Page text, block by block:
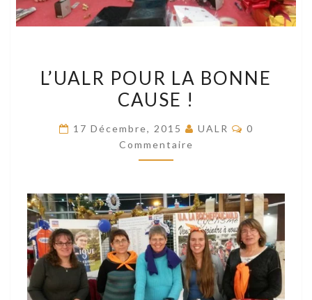
POUR
LA
CAUSE
L’UALR POUR LA BONNE
CAUSE !
17 Décembre, 2015 UALR
0
Commentaire